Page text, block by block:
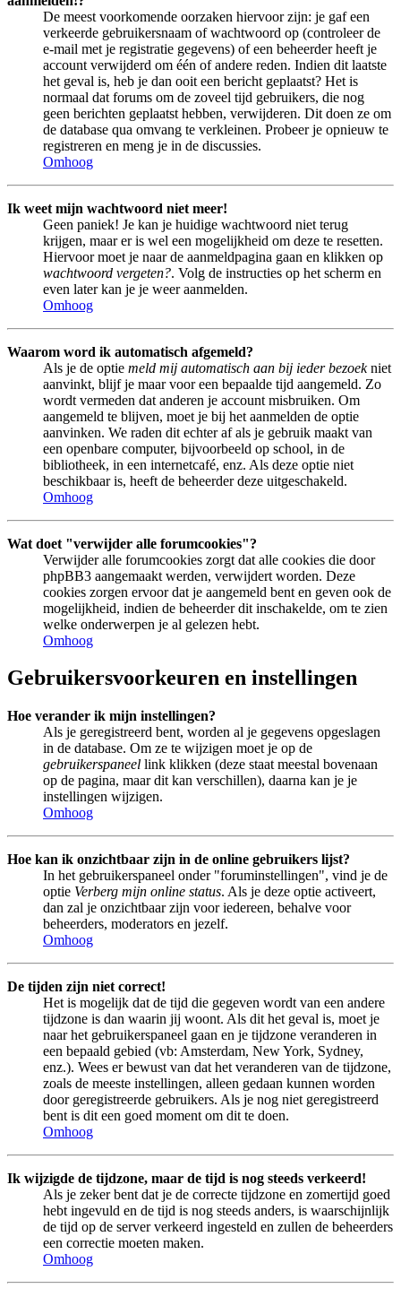
De meest voorkomende oorzaken hiervoor zijn: je gaf een
verkeerde gebruikersnaam of wachtwoord op (controleer de
e-mail met je registratie gegevens) of een beheerder heeft je
account verwijderd om één of andere reden. Indien dit laatste
het geval is, heb je dan ooit een bericht geplaatst? Het is
normaal dat forums om de zoveel tijd gebruikers, die nog
geen berichten geplaatst hebben, verwijderen. Dit doen ze om
de database qua omvang te verkleinen. Probeer je opnieuw te
registreren en meng je in de discussies.
Omhoog
Ik weet mijn wachtwoord niet meer!
Geen paniek! Je kan je huidige wachtwoord niet terug
krijgen, maar er is wel een mogelijkheid om deze te resetten.
Hiervoor moet je naar de aanmeldpagina gaan en klikken op
wachtwoord vergeten?. Volg de instructies op het scherm en
even later kan je je weer aanmelden.
Omhoog
Waarom word ik automatisch afgemeld?
Als je de optie meld mij automatisch aan bij ieder bezoekniet
aanvinkt, blijf je maar voor een bepaalde tijd aangemeld. Zo
wordt vermeden dat anderen je account misbruiken. Om
aangemeld te blijven, moet je bij het aanmelden de optie
aanvinken. We raden dit echter af als je gebruik maakt van
een openbare computer, bijvoorbeeld op school, in de
bibliotheek, in een internetcafé, enz. Als deze optie niet
beschikbaar is, heeft de beheerder deze uitgeschakeld.
Omhoog
Wat doet "verwijder alle forumcookies"?
Verwijder alle forumcookies zorgt dat alle cookies die door
phpBB3 aangemaakt werden, verwijdert worden. Deze
cookies zorgen ervoor dat je aangemeld bent en geven ook de
mogelijkheid, indien de beheerder dit inschakelde, om te zien
welke onderwerpen je al gelezen hebt.
Omhoog
Gebruikersvoorkeuren en instellingen
Hoe verander ik mijn instellingen?
Als je geregistreerd bent, worden al je gegevens opgeslagen
in de database. Om ze te wijzigen moet je op de
gebruikerspaneel link klikken (deze staat meestal bovenaan
op de pagina, maar dit kan verschillen), daarna kan je je
instellingen wijzigen.
Omhoog
Hoe kan ik onzichtbaar zijn in de online gebruikers lijst?
In het gebruikerspaneel onder "foruminstellingen", vind je de
optie Verberg mijn online status. Als je deze optie activeert,
dan zal je onzichtbaar zijn voor iedereen, behalve voor
beheerders, moderators en jezelf.
Omhoog
De tijden zijn niet correct!
Het is mogelijk dat de tijd die gegeven wordt van een andere
tijdzone is dan waarin jij woont. Als dit het geval is, moet je
naar het gebruikerspaneel gaan en je tijdzone veranderen in
een bepaald gebied (vb: Amsterdam, New York, Sydney,
enz.). Wees er bewust van dat het veranderen van de tijdzone,
zoals de meeste instellingen, alleen gedaan kunnen worden
door geregistreerde gebruikers. Als je nog niet geregistreerd
bent is dit een goed moment om dit te doen.
Omhoog
Ik wijzigde de tijdzone, maar de tijd is nog steeds verkeerd!
Als je zeker bent dat je de correcte tijdzone en zomertijd goed
hebt ingevuld en de tijd is nog steeds anders, is waarschijnlijk
de tijd op de server verkeerd ingesteld en zullen de beheerders
een correctie moeten maken.
Omhoog